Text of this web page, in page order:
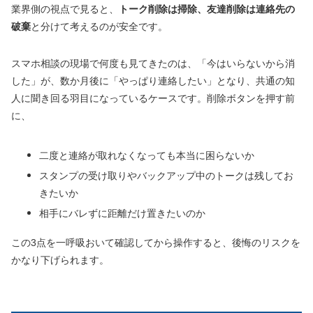
業界側の視点で見ると、
トーク削除は掃除、友達削除は連絡先の
破棄と分けて考えるのが安全です。
スマホ相談の現場で何度も見てきたのは、「今はいらないから消
した」が、数か月後に「やっぱり連絡したい」となり、共通の知
人に聞き回る羽目になっているケースです。削除ボタンを押す前
に、
二度と連絡が取れなくなっても本当に困らないか
スタンプの受け取りやバックアップ中のトークは残してお
きたいか
相手にバレずに距離だけ置きたいのか
この3点を一呼吸おいて確認してから操作すると、後悔のリスクを
かなり下げられます。